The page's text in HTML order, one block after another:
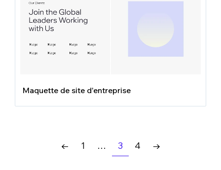
Maquette de site d'entreprise
← 1 … 3 4 →